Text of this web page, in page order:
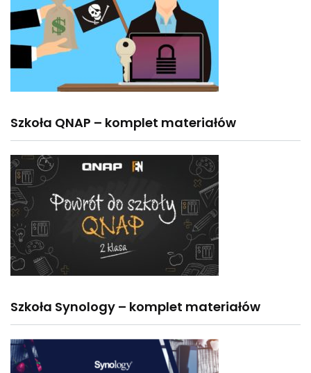
Szkoła QNAP – komplet materiałów
Szkoła Synology – komplet materiałów